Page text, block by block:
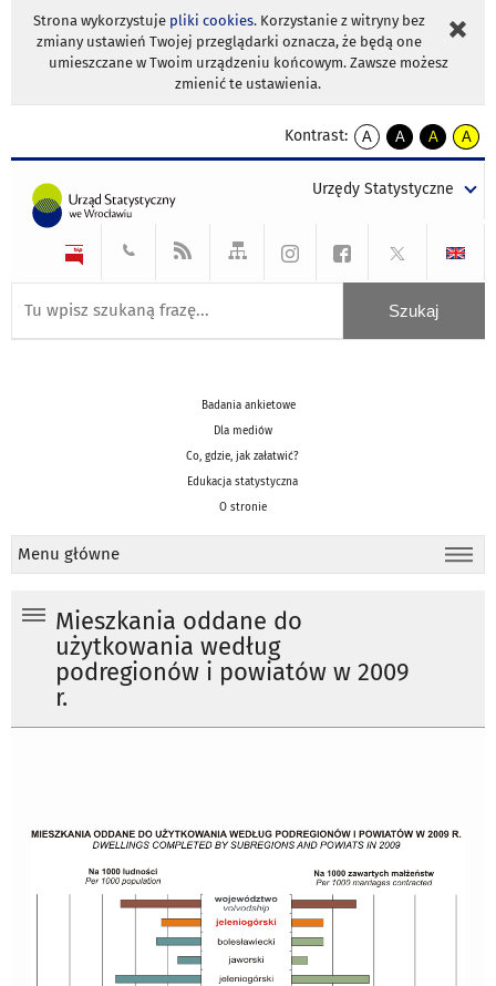
Strona wykorzystuje pliki cookies. Korzystanie z witryny bez
zmiany ustawień Twojej przeglądarki oznacza, że będą one
umieszczane w Twoim urządzeniu końcowym. Zawsze możesz
zmienić te ustawienia.
Kontrast:
A
kontrast
A
kontrast
tekst
czarnym
A
kontrast
tekst
czarnym
A
tekst
żółtym
Urzędy Statystyczne
Badania ankietowe
Dla mediów
Co, gdzie, jak załatwić?
Edukacja statystyczna
O stronie
Menu główne
Mieszkania oddane do
użytkowania według
podregionów i powiatów w 2009
r.